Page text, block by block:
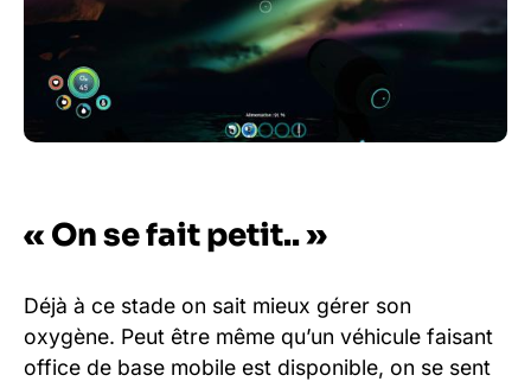
« On se fait petit.. »
Déjà à ce stade on sait mieux gérer son
oxygène. Peut être même qu’un véhicule faisant
office de base mobile est disponible, on se sent